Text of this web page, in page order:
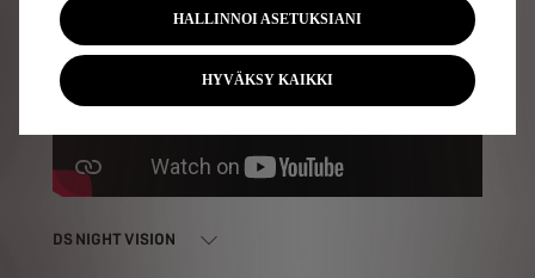
DS NIGHT VISION
HALLINNOI ASETUKSIANI
HYVÄKSY KAIKKI